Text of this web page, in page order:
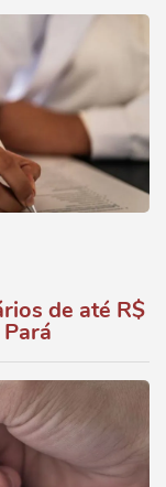
de até R$